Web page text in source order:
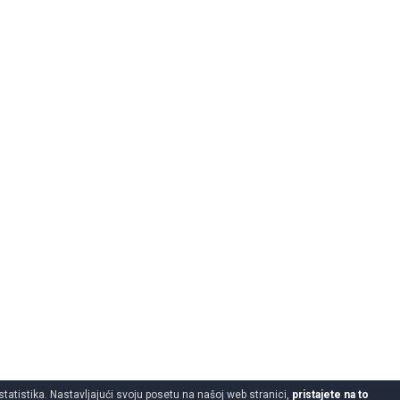
Nastavljajući svoju posetu na našoj web stranici, pristajete na to